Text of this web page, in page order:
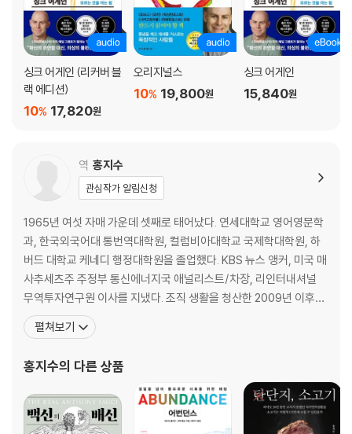
싱크 어게인 (리커버 블
랙 에디션)
17,820원
10%
오리지널스
19,800원
10%
싱크 어게인
15,840원
역 홍지수
관심작가 알림신청
1965년 여섯 자매 가운데 셋째로 태어났다. 연세대학교 영어영문학
과, 한국외국어대 통번역대학원, 컬럼비아대학교 국제학대학원, 하
버드 대학교 케네디 행정대학원을 졸업했다. KBS 뉴스 앵커, 미국 매
사추세츠주 주정부 통신에너지국 애널리스트/차장, 리인터내셔널
무역투자연구원 이사를 지냈다. 조직 생활을 청산한 2009년 이후로
지금까지 『월든/시민불복종』, 『미국의 봉쇄정책』, 『붕괴하는 세계와
인구학』, 『히든 포텐셜』 등 50여 권의 책을 옮겼고, 지은 책으로 『트
면 거짓말이겠지만』으로 37회 한국 과학기술도
펼쳐보기
홍지수의 다른 상품